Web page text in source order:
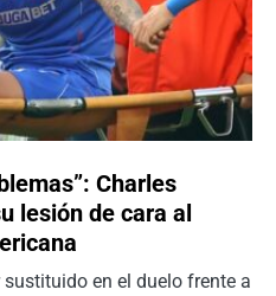
Charles
lesión de cara al
en el duelo frente a